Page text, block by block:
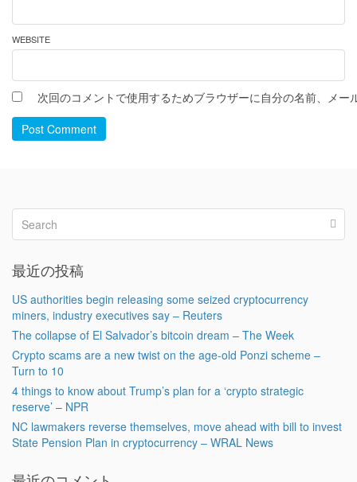
WEBSITE
次回のコメントで使用するためブラウザーに自分の名前、メー
Post Comment
最近の投稿
US authorities begin releasing some seized cryptocurrency
miners, industry executives say – Reuters
The collapse of El Salvador’s bitcoin dream – The Week
Crypto scams are a new twist on the age-old Ponzi scheme –
Turn to 10
4 things to know about Trump’s plan for a ‘crypto strategic
reserve’ – NPR
NC lawmakers reverse themselves, move ahead with bill to invest
State Pension Plan in cryptocurrency – WRAL News